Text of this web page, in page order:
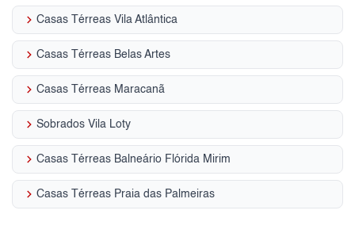
keyboard_arrow_right Casas Térreas Vila Atlântica
keyboard_arrow_right Casas Térreas Belas Artes
keyboard_arrow_right Casas Térreas Maracanã
keyboard_arrow_right Sobrados Vila Loty
keyboard_arrow_right Casas Térreas Balneário Flórida Mirim
keyboard_arrow_right Casas Térreas Praia das Palmeiras